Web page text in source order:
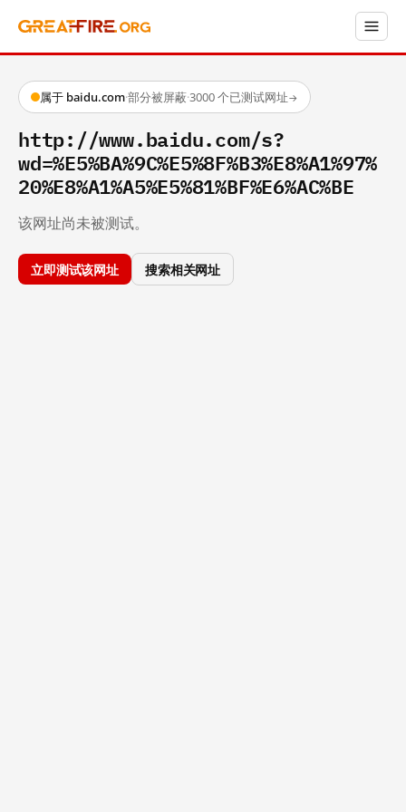
属于 baidu.com·部分被屏蔽·3000 个已测试网址→
http://www.baidu.com/s?
wd=%E5%BA%9C%E5%8F%B3%E8%A1%97%
20%E8%A1%A5%E5%81%BF%E6%AC%BE
该网址尚未被测试。
立即测试该网址 搜索相关网址